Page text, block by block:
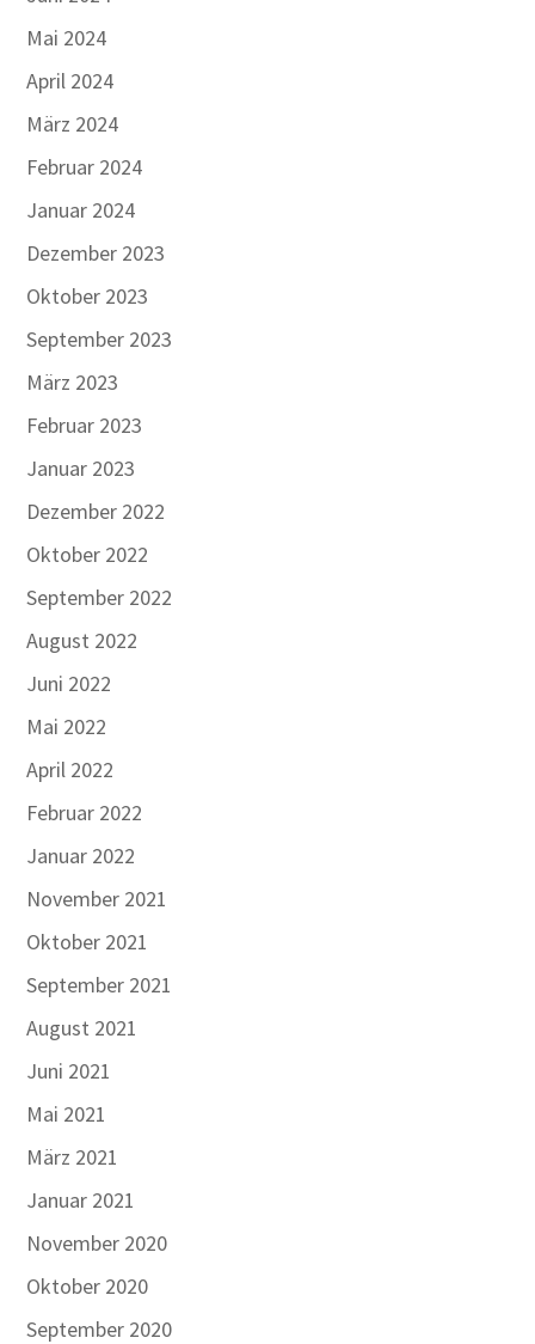
Mai 2024
April 2024
März 2024
Februar 2024
Januar 2024
Dezember 2023
Oktober 2023
September 2023
März 2023
Februar 2023
Januar 2023
Dezember 2022
Oktober 2022
September 2022
August 2022
Juni 2022
Mai 2022
April 2022
Februar 2022
Januar 2022
November 2021
Oktober 2021
September 2021
August 2021
Juni 2021
Mai 2021
März 2021
Januar 2021
November 2020
Oktober 2020
September 2020